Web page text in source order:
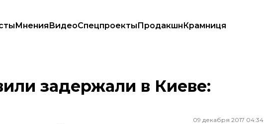
МненияВидеоСпецпроектыПродакшнКрамниця
задержали в Киеве:
09 декабря 2017 04:34